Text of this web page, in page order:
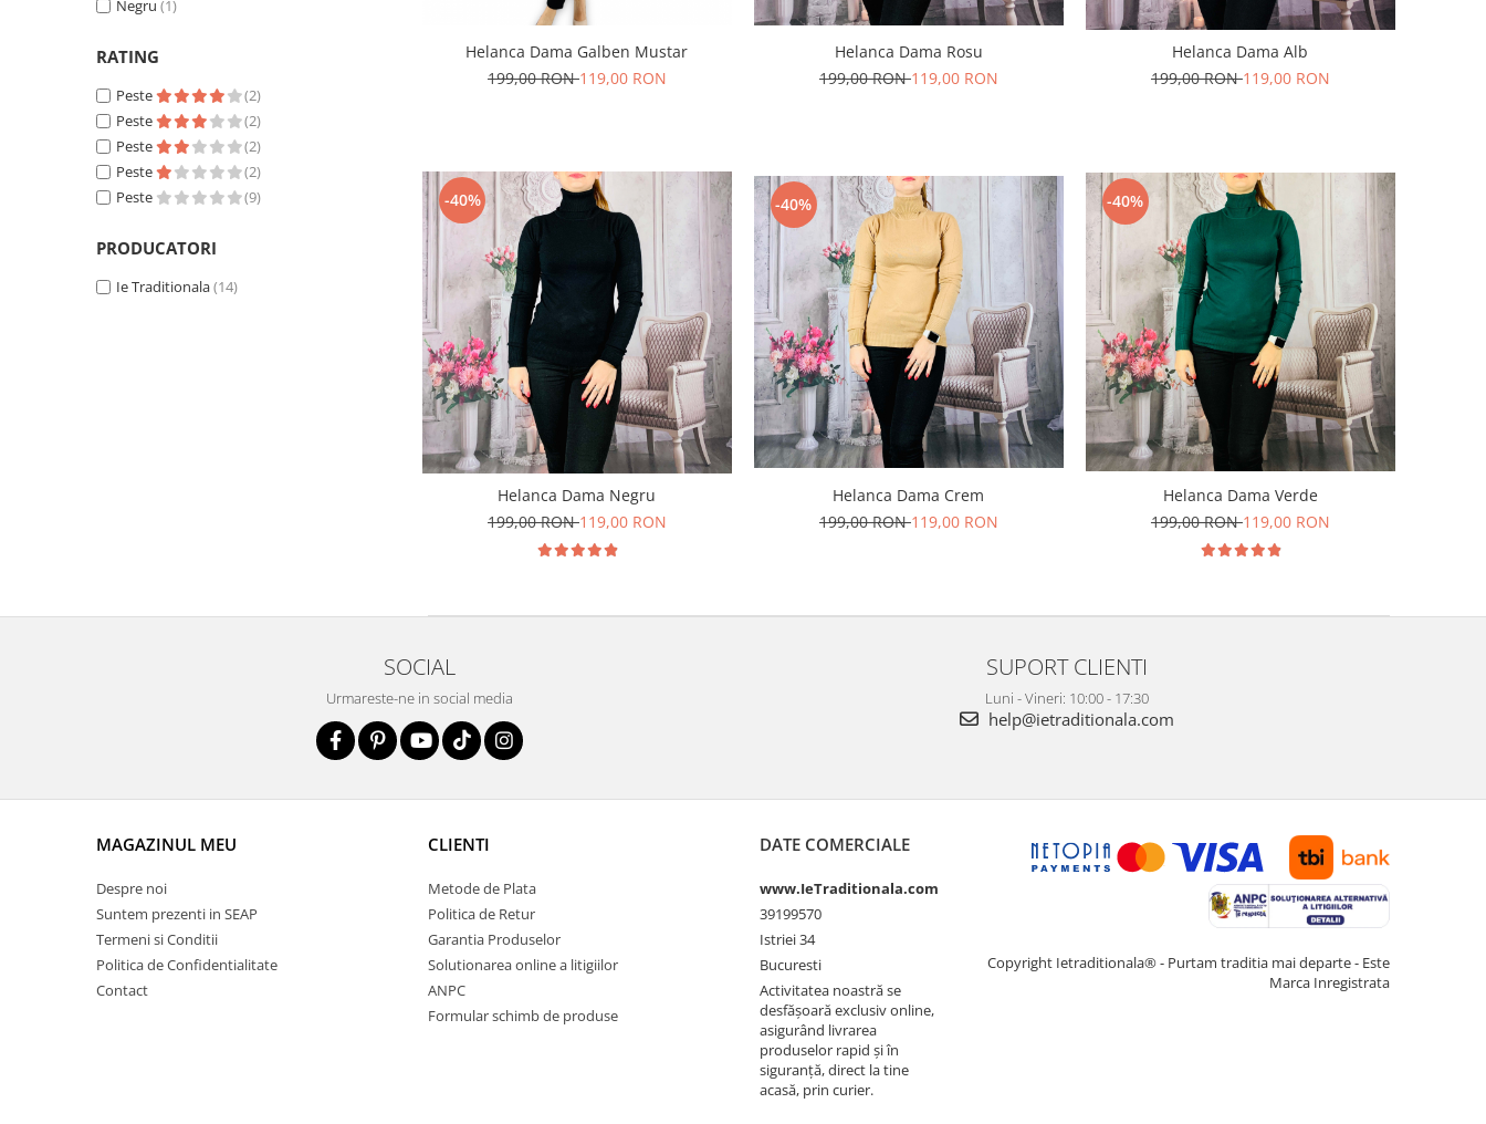
Negru (1)
RATING
Peste
(2)
Peste
(2)
Peste
(2)
Peste
(2)
Peste
(9)
PRODUCATORI
Ie Traditionala(14)
Helanca Dama Galben Mustar
199,00 RON119,00 RON
Helanca Dama Rosu
199,00 RON119,00 RON
Helanca Dama Alb
199,00 RON119,00 RON
-40%
Helanca Dama Negru
199,00 RON119,00 RON
-40%
Helanca Dama Crem
199,00 RON119,00 RON
-40%
Helanca Dama Verde
199,00 RON119,00 RON
SOCIAL
Urmareste-ne in social media
SUPORT CLIENTI
Luni - Vineri: 10:00 - 17:30
help@ietraditionala.com
MAGAZINUL MEU
Despre noi
Suntem prezenti in SEAP
Termeni si Conditii
Politica de Confidentialitate
Contact
CLIENTI
Metode de Plata
Politica de Retur
Garantia Produselor
Solutionarea online a litigiilor
ANPC
Formular schimb de produse
DATE COMERCIALE
www.IeTraditionala.com
39199570
Istriei 34
Bucuresti
Activitatea noastră se
desfășoară exclusiv online,
asigurând livrarea
produselor rapid și în
siguranță, direct la tine
acasă, prin curier.
Copyright Ietraditionala® - Purtam traditia mai departe - Este
Marca Inregistrata